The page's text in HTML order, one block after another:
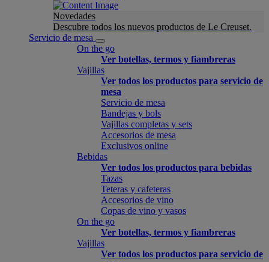
Novedades
Descubre todos los nuevos productos de Le Creuset.
Servicio de mesa
On the go
Ver botellas, termos y fiambreras
Vajillas
Ver todos los productos para servicio de
mesa
Servicio de mesa
Bandejas y bols
Vajillas completas y sets
Accesorios de mesa
Exclusivos online
Bebidas
Ver todos los productos para bebidas
Tazas
Teteras y cafeteras
Accesorios de vino
Copas de vino y vasos
On the go
Ver botellas, termos y fiambreras
Vajillas
Ver todos los productos para servicio de